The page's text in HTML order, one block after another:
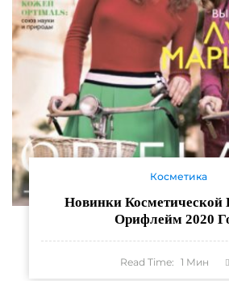
Косметика
Новинки Косметической
Орифлейм 2020
Read Time: 1 Мин